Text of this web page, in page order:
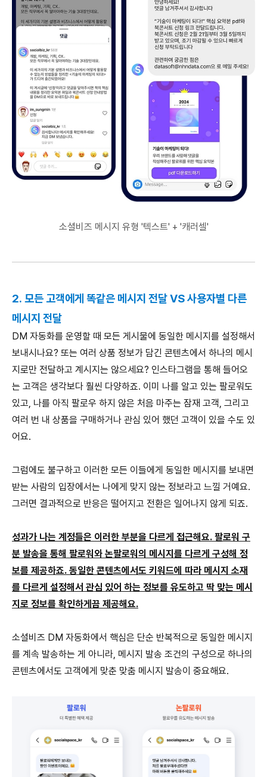
소셜비즈 메시지 유형 '텍스트' + '캐러셀'
2. 모든 고객에게 똑같은 메시지 전달 VS 사용자별 다른
메시지 전달
DM 자동화를 운영할 때 모든 게시물에 동일한 메시지를 설정해서
보내시나요? 또는 여러 상품 정보가 담긴 콘텐츠에서 하나의 메시
지로만 전달하고 계시지는 않으세요? 인스타그램을 통해 들어오
는 고객은 생각보다 훨씬 다양하죠. 이미 나를 알고 있는 팔로워도
있고, 나를 아직 팔로우 하지 않은 처음 마주는 잠재 고객, 그리고
여러 번 내 상품을 구매하거나 관심 있어 했던 고객이 있을 수도 있
어요.
그럼에도 불구하고 이러한 모든 이들에게 동일한 메시지를 보내면
받는 사람의 입장에서는 나에게 맞지 않는 정보라고 느낄 거예요.
그러면 결과적으로 반응은 떨어지고 전환은 일어나지 않게 되죠.
성과가 나는 계정들은 이러한 부분을 다르게 접근해요. 팔로워 구
분 발송을 통해 팔로워와 논팔로워의 메시지를 다르게 구성해 정
보를 제공하죠. 동일한 콘텐츠에서도 키워드에 따라 메시지 소재
를 다르게 설정해서 관심 있어 하는 정보를 유도하고 딱 맞는 메시
지로 정보를 확인하게끔 제공해요.
소셜비즈 DM 자동화에서 핵심은 단순 반복적으로 동일한 메시지
를 계속 발송하는 게 아니라, 메시지 발송 조건의 구성으로 하나의
콘텐츠에서도 고객에게 맞춘 맞춤 메시지 발송이 중요해요.